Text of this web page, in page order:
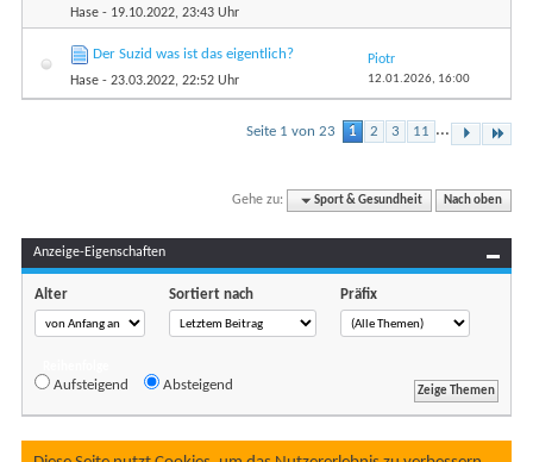
Hase - 19.10.2022, 23:43 Uhr
Der Suzid was ist das eigentlich?
Hase - 23.03.2022, 22:52 Uhr
Piotr
12.01.2026, 16:00
Seite 1 von 23 1 2 3 11 ...
Gehe zu: Sport & Gesundheit Nach oben
Anzeige-Eigenschaften
Alter Sortiert nach Präfix
Aufsteigend Absteigend